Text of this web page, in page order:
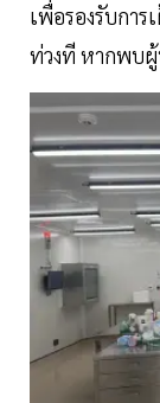
เพื่อรองรับการ
ท่วงที หากพบผู้